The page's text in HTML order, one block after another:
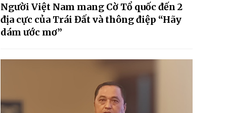
Người Việt Nam mang Cờ Tổ quốc đến 2
địa cực của Trái Đất và thông điệp “Hãy
dám ước mơ”